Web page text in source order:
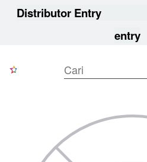
Distributor Entry
entry